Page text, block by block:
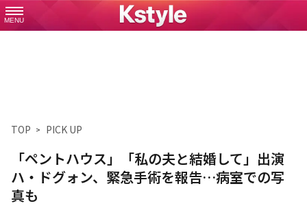
MENU
TOP PICK UP
「ペントハウス」「私の夫と結婚して」出演
ハ・ドグォン、緊急手術を報告…病室での写
真も